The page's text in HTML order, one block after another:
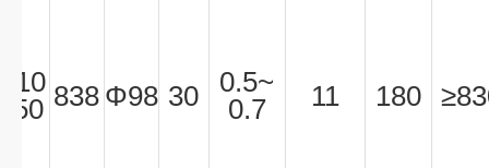
110 838 Φ98 30
0.5~
0.7
11 180 ≥